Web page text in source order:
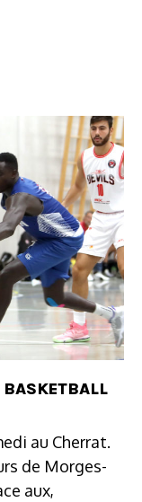
au Cherrat.
de Morges-
aux,